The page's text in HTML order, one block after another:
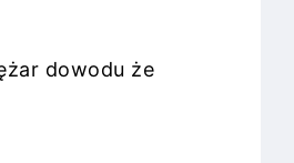
dowodu że